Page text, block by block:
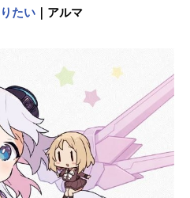
の中に溢れてくるものがあっ
みると、まさかの大きな反響
、引くに引けない状態に…！
旅にでたい気持ちは本物。覚
めたちかは、アンケート頼り
当たりばったりな旅を始める
に。時に一人で、時に友人たち
。「ざつ」だからこそ思いが
出会いが待っている、“ざつ
たい ｜アルマ